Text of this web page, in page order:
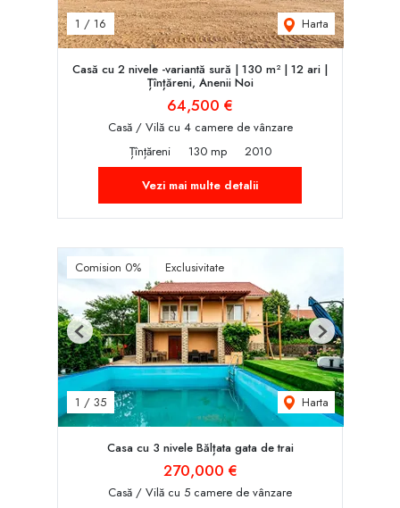
1 / 16 Harta
Casă cu 2 nivele -variantă sură | 130 m² | 12 ari |
Țînțăreni, Anenii Noi
64,500 €
Casă / Vilă cu 4 camere de vânzare
Țînțăreni
130 mp
2010
Vezi mai multe detalii
Comision 0% Exclusivitate
1 / 35 Harta
Previous Next
Casa cu 3 nivele Bălțata gata de trai
270,000 €
Casă / Vilă cu 5 camere de vânzare